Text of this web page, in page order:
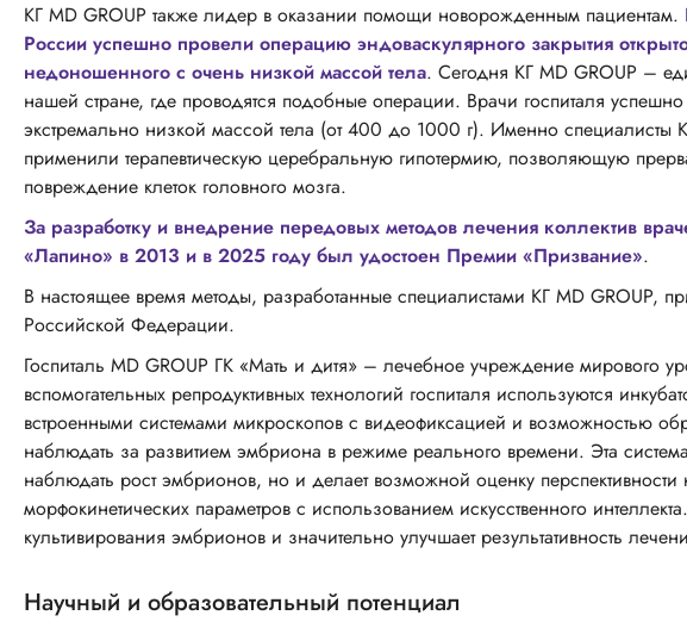
КГ MD GROUP также лидер в оказании помощи новорожденным пациентам.
России успешно провели операцию эндоваскулярного закрытия
недоношенного с очень низкой массой тела. Сегодня КГ MD GROUP –
нашей стране, где проводятся подобные операции. Врачи госпиталя
экстремально низкой массой тела (от 400 до 1000 г). Именно специалисты
применили терапевтическую церебральную гипотермию, позволяющую
повреждение клеток головного мозга.
За разработку и внедрение передовых методов лечения коллектив
«Лапино» в 2013 и в 2025 году был удостоен Премии «Призвание».
В настоящее время методы, разработанные специалистами КГ MD GROUP,
Российской Федерации.
Госпиталь MD GROUP ГК «Мать и дитя» – лечебное учреждение мирового
вспомогательных репродуктивных технологий госпиталя используются
встроенными системами микроскопов с видеофиксацией и возможностью
наблюдать за развитием эмбриона в режиме реального времени. Эта
наблюдать рост эмбрионов, но и делает возможной оценку перспективности
морфокинетических параметров с использованием искусственного
культивирования эмбрионов и значительно улучшает результативность
Научный и образовательный потенциал